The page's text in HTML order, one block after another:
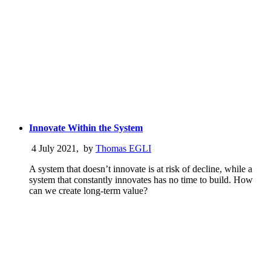
Innovate Within the System
4 July 2021 , by Thomas EGLI
A system that doesn’t innovate is at risk of decline, while a
system that constantly innovates has no time to build. How
can we create long-term value?